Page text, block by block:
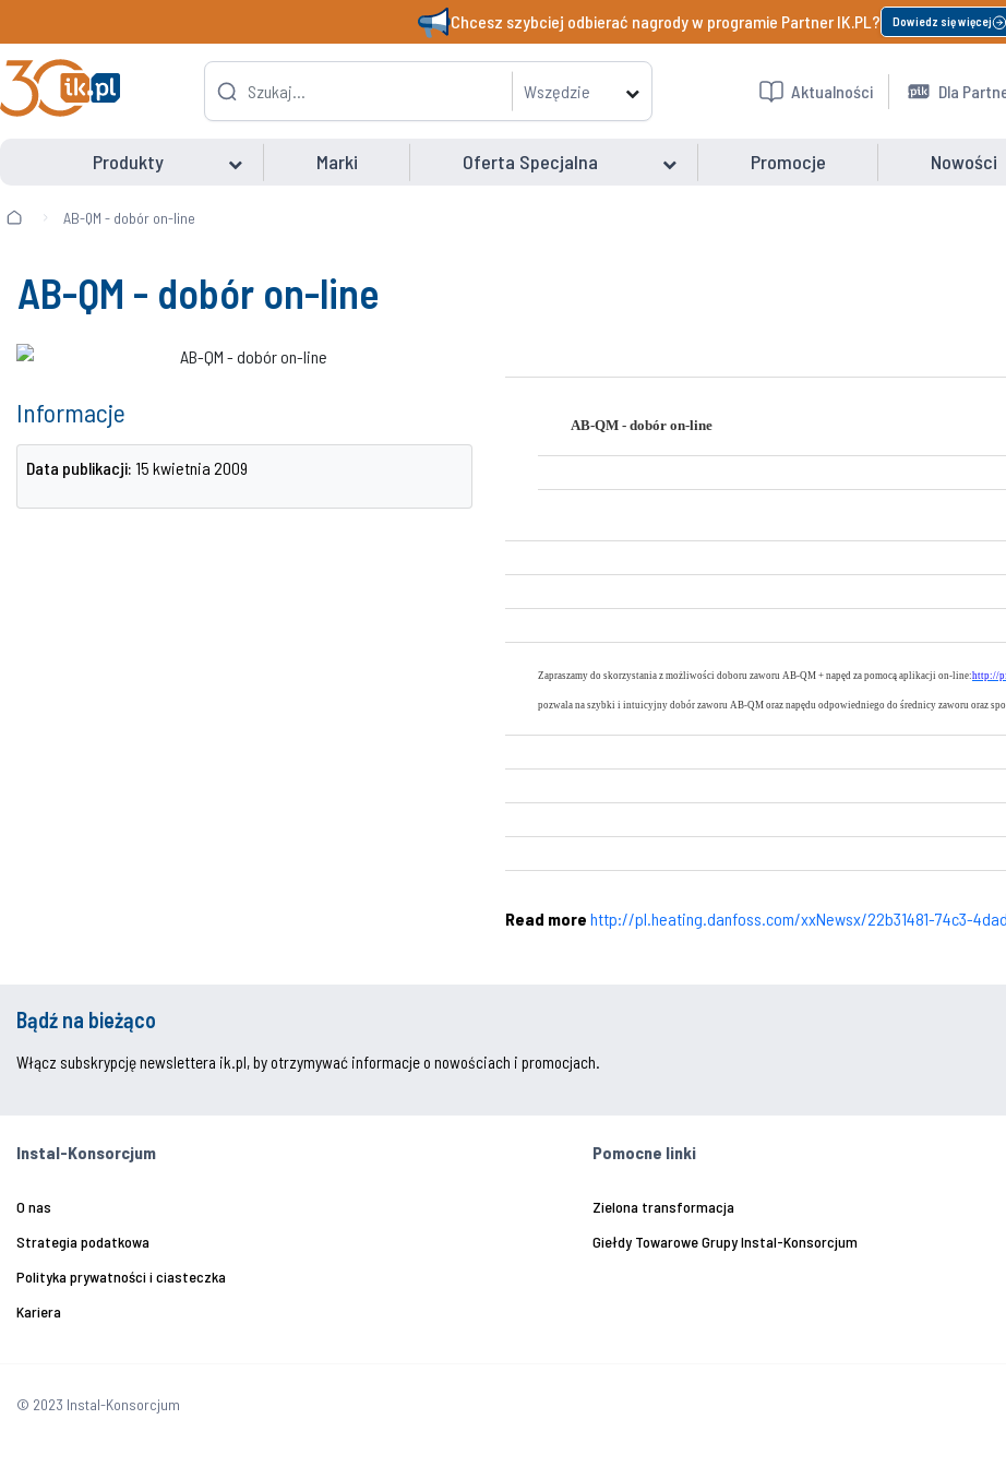
Chcesz szybciej odbierać nagrody w programie Partner IK.PL? Dowiedz się więcej
Wszędzie Aktualności Dla
Produkty Marki Oferta Specjalna Promocje Nowości
AB-QM - dobór on-line
AB-QM - dobór on-line
Informacje
Data publikacji: 15 kwietnia 2009
AB-QM - dobór on-line
Zapraszamy do skorzystania z możliwości doboru zaworu AB-QM + napęd za pomocą aplikacji on-line:http://
pozwala na szybki i intuicyjny dobór zaworu AB-QM oraz napędu odpowiedniego do średnicy zaworu oraz
Read more http://pl.heating.danfoss.com/xxNewsx/22b31481-74c3-
Bądź na bieżąco
Włącz subskrypcję newslettera ik.pl, by otrzymywać informacje o nowościach i promocjach.
Instal-Konsorcjum
O nas
Strategia podatkowa
Polityka prywatności i ciasteczka
Kariera
Pomocne linki
Zielona transformacja
Giełdy Towarowe Grupy Instal-Konsorcjum
© 2023 Instal-Konsorcjum